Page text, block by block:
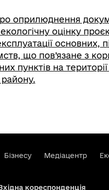
оприлюднення
оцінку
основних,
що пов’язане з
пунктів на території
Бізнесу Медіацентр
кореспонденція